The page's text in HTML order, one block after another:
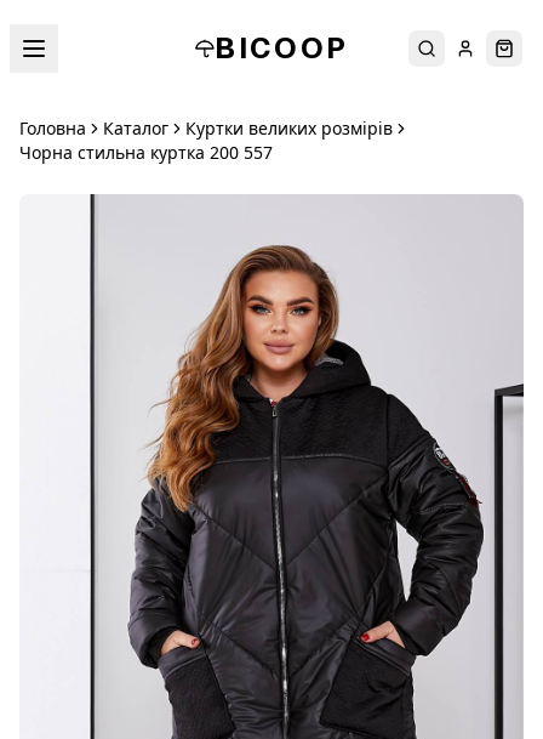
BICOOP ПошукУвійти
Головна Каталог
Куртки великих розмірів
Чорна стильна куртка 200 557